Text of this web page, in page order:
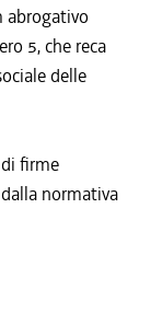
abrogativo
5, che reca
delle
firme
normativa